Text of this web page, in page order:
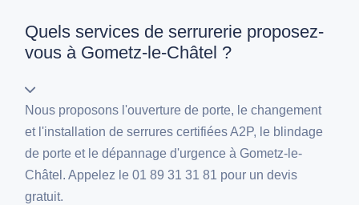
Quels services de serrurerie proposez-
vous à Gometz-le-Châtel ?
Nous proposons l'ouverture de porte, le changement
et l'installation de serrures certifiées A2P, le blindage
de porte et le dépannage d'urgence à Gometz-le-
Châtel. Appelez le 01 89 31 31 81 pour un devis
gratuit.